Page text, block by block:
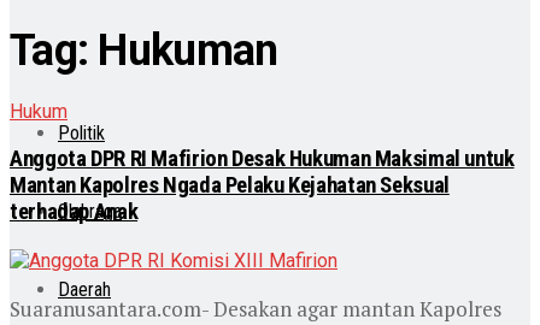
Politik
Olahraga
Daerah
Tag: Hukuman
Hukum
Anggota DPR RI Mafirion Desak Hukuman Maksimal untuk
Mantan Kapolres Ngada Pelaku Kejahatan Seksual
terhadap Anak
Suaranusantara.com- Desakan agar mantan Kapolres